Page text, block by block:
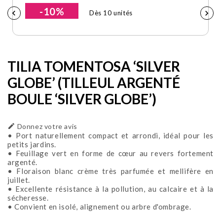
 
-10% Dès 10 unités
TILIA TOMENTOSA ‘SILVER
GLOBE’ (TILLEUL ARGENTÉ
BOULE ‘SILVER GLOBE’)
 Donnez votre avis
• Port naturellement compact et arrondi, idéal pour les
petits jardins.
• Feuillage vert en forme de cœur au revers fortement
argenté.
• Floraison blanc crème très parfumée et mellifère en
juillet.
• Excellente résistance à la pollution, au calcaire et à la
sécheresse.
• Convient en isolé, alignement ou arbre d'ombrage.